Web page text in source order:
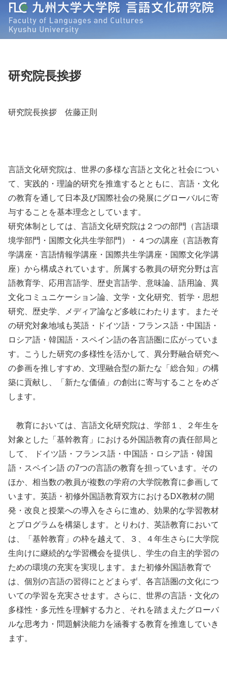
研究院長挨拶
研究院長挨拶 佐藤正則
言語文化研究院は、世界の多様な言語と文化と社会につい
て、 実践的・理論的研究を推進するとともに、言語・ 文化
の教育を通して日本及び国際社会の発展にグローバルに寄
与することを基本理念としています。
研究体制としては、言語文化研究院は２つの部門（言語環
境学部門・国際文化共生学部門）・４つの講座（言語教育
学講座・言語情報学講座・国際共生学講座・ 国際文化学講
座）から構成されています。 所属する教員の研究分野は言
語教育学、応用言語学、歴史言語学、 意味論、語用論、異
文化コミュニケーション論、文学・文化研究、 哲学・思想
研究、歴史学、メディア論など多岐にわたります。
またそ
の研究対象地域も英語・ドイツ語・フランス語・中国語・
ロシア語・韓国語・スペイン語の各言語圏に広がっていま
す。
こうした研究の多様性を活かして、 異分野融合研究へ
の参画を推しすすめ、文理融合型の新たな「 総合知」の構
築に貢献し、「新たな価値」 の創出に寄与することをめざ
します。
教育においては、言語文化研究院は、学部１、
２年生を
対象とした「基幹教育」 における外国語教育の責任部局と
して、 ドイツ語・フランス語・中国語・ロシア語・韓国
語・スペイン語 の7つの言語の教育を担っています。その
ほか、 相当数の教員が複数の学府の大学院教育に参画して
います。英語・ 初修外国語教育双方におけるDX教材の開
発・ 改良と授業への導入をさらに進め、 効果的な学習教材
とプログラムを構築します。とりわけ、 英語教育において
は、「基幹教育」の枠を越えて、３、
４年生さらに大学院
生向けに継続的な学習機会を提供し、 学生の自主的学習の
ための環境の充実を実現します。
また初修外国語教育で
は、個別の言語の習得にとどまらず、 各言語圏の文化につ
いての学習を充実させます。さらに、 世界の言語・文化の
多様性・多元性を理解する力と、 それを踏まえたグローバ
ルな思考力・ 問題解決能力を涵養する教育を推進していき
ます。